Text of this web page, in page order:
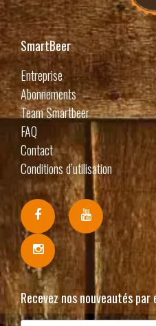
SmartBeer
Entreprise
Abonnements
Team Smartbeer
FAQ
Contact
Conditions d’utilisation
Recevez nos nouveautés par